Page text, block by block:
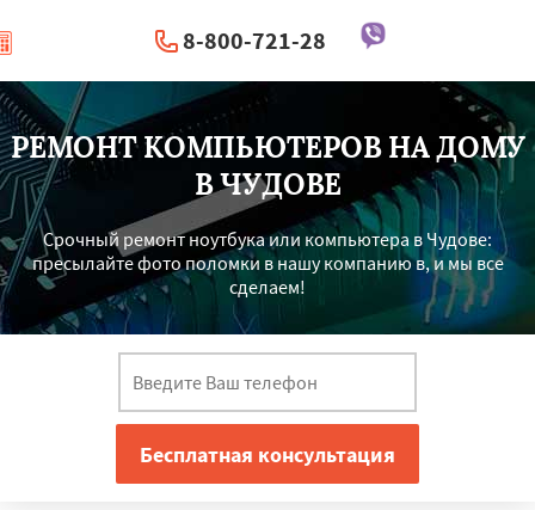
8-800-721-28
| Перезвоните мне
РЕМОНТ КОМПЬЮТЕРОВ НА ДОМУ
В ЧУДОВЕ
Срочный ремонт ноутбука или компьютера в Чудове:
пресылайте фото поломки в нашу компанию в, и мы все
сделаем!